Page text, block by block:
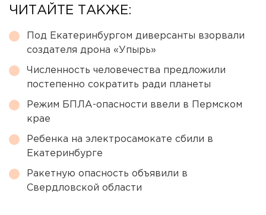
ЧИТАЙТЕ ТАКЖЕ:
Под Екатеринбургом диверсанты взорвали
создателя дрона «Упырь»
Численность человечества предложили
постепенно сократить ради планеты
Режим БПЛА-опасности ввели в Пермском
крае
Ребенка на электросамокате сбили в
Екатеринбурге
Ракетную опасность объявили в
Свердловской области